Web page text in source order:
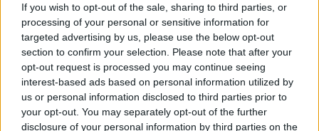
If you wish to opt-out of the sale, sharing to third parties, or
processing of your personal or sensitive information for
targeted advertising by us, please use the below opt-out
section to confirm your selection. Please note that after your
opt-out request is processed you may continue seeing
interest-based ads based on personal information utilized by
us or personal information disclosed to third parties prior to
your opt-out. You may separately opt-out of the further
disclosure of your personal information by third parties on the
objektiv för MFT under
utveckling